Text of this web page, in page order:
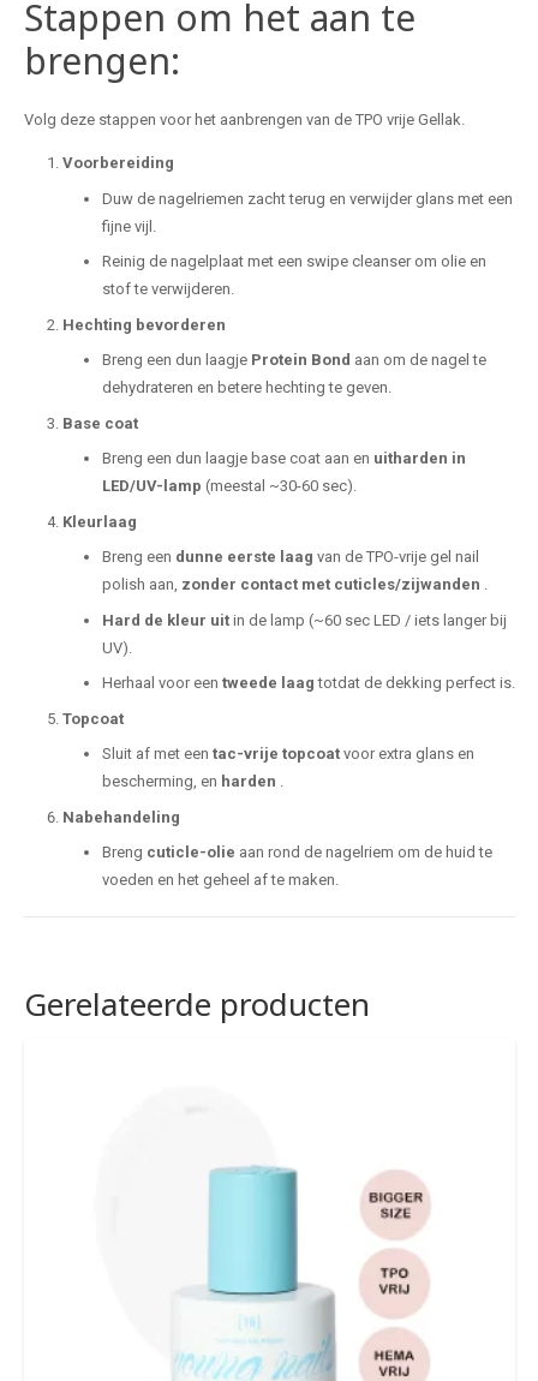
Stappen om het aan te
brengen:
Volg deze stappen voor het aanbrengen van de TPO vrije Gellak.
Voorbereiding
Duw de nagelriemen zacht terug en verwijder glans met een
fijne vijl.
Reinig de nagelplaat met een swipe cleanser om olie en
stof te verwijderen.
Hechting bevorderen
Breng een dun laagje Protein Bond aan om de nagel te
dehydrateren en betere hechting te geven.
Base coat
Breng een dun laagje base coat aan en uitharden in
LED/UV-lamp (meestal ~30-60 sec).
Kleurlaag
Breng een dunne eerste laag van de TPO-vrije gel nail
polish aan, zonder contact met cuticles/zijwanden .
Hard de kleur uitin de lamp (~60 sec LED / iets langer bij
UV).
Herhaal voor een tweede laag totdat de dekking perfect is.
Topcoat
Sluit af met een tac-vrije topcoatvoor extra glans en
bescherming, en harden .
Nabehandeling
Breng cuticle-olie aan rond de nagelriem om de huid te
voeden en het geheel af te maken.
Gerelateerde producten